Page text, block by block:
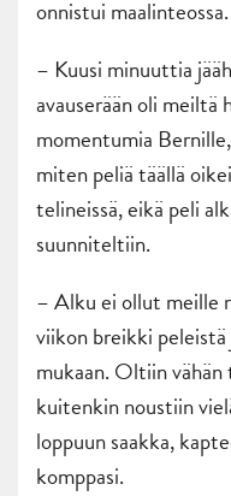
onnistui maalinteossa.
– Kuusi minuuttia
avauserään oli meiltä
momentumia
miten peliä täällä
telineissä, eikä peli
suunniteltiin.
– Alku ei ollut meille
viikon breikki
mukaan. Oltiin vähän
kuitenkin noustiin
loppuun saakka,
komppasi.